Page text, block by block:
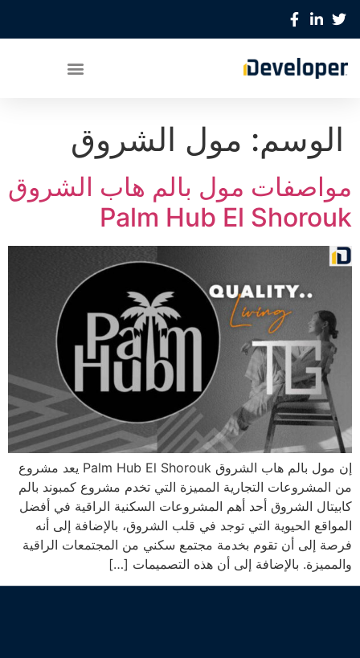
الوسم: مول الشروق
مواصفات مول بالم هاب الشروق
Palm Hub El Shorouk
إن مول بالم هاب الشروق Palm Hub El Shorouk يعد مشروع
من المشروعات التجارية المميزة التي تخدم مشروع كمبوند بالم
كابيتال الشروق أحد أهم المشروعات السكنية الراقية في أفضل
المواقع الحيوية التي توجد في قلب الشروق، بالإضافة إلى أنه
فرصة إلى أن تقوم بخدمة مجتمع سكني من المجتمعات الراقية
والمميزة. بالإضافة إلى أن هذه التصميمات […]